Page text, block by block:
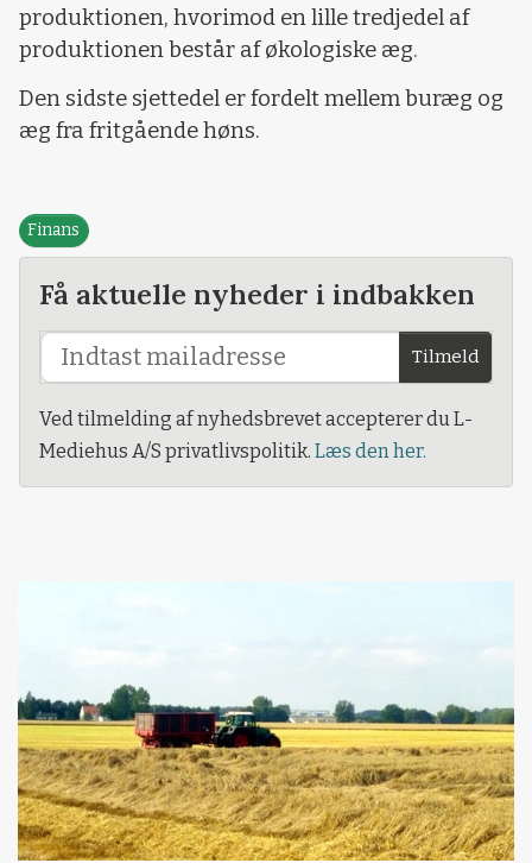
produktionen, hvorimod en lille tredjedel af
produktionen består af økologiske æg.
Den sidste sjettedel er fordelt mellem buræg og
æg fra fritgående høns.
Finans
Få aktuelle nyheder i indbakken
Tilmeld
Ved tilmelding af nyhedsbrevet accepterer du L-
Mediehus A/S privatlivspolitik. Læs den her.